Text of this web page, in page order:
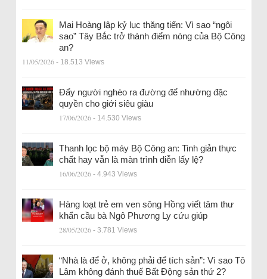
Mai Hoàng lập kỷ lục thăng tiến: Vì sao “ngôi
sao” Tây Bắc trở thành điểm nóng của Bộ Công
an?
11/05/2026 - 18.513 Views
Đẩy người nghèo ra đường để nhường đặc
quyền cho giới siêu giàu
17/06/2026 - 14.530 Views
Thanh lọc bộ máy Bộ Công an: Tinh giản thực
chất hay vẫn là màn trình diễn lấy lệ?
16/06/2026 - 4.943 Views
Hàng loạt trẻ em ven sông Hồng viết tâm thư
khẩn cầu bà Ngô Phương Ly cứu giúp
28/05/2026 - 3.781 Views
“Nhà là để ở, không phải để tích sản”: Vì sao Tô
Lâm không đánh thuế Bất Động sản thứ 2?